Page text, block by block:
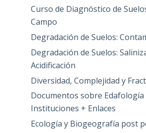
Curso de Diagnóstico de
Campo
Degradación de Suelos:
Degradación de Suelos:
Acidificación
Diversidad, Complejidad y
Documentos sobre Edafología
Instituciones + Enlaces
Ecología y Biogeografía post